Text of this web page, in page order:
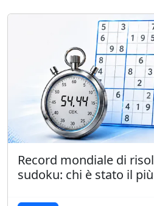
Record mondiale di
sudoku: chi è stato il